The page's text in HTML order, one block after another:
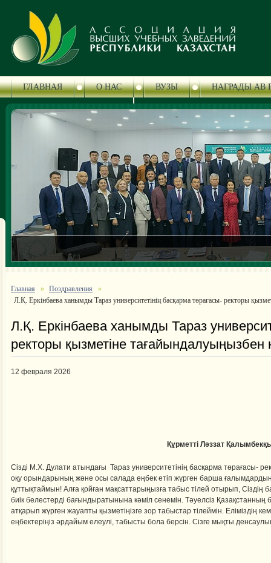
ГЛАВНАЯ О НАС ВУЗЫ НАГРАДЫ АВ
ЦЕНТР СЕРТИФИКАЦИИ
Главная
Поздравления
Л.Қ. Еркінбаева ханымды Тараз университетінің басқарма төрағасы- ректоры
Л.Қ. Еркінбаева ханымды Тараз
ректоры қызметіне тағайындалуыңызбен
12 февраля 2026
Құрметті Ләззат
Сізді М.Х. Дулати атындағы Тараз университетінің басқарма төрағасы-
оқу орындарының және осы салада еңбек етіп жүрген барша
құттықтаймын! Алға қойған мақсаттарыңызға табыс тілей отырып,
биік белестерді бағындыратынына кәміл сенемін. Тәуелсіз
атқарып жүрген жауапты қызметіңізге зор табыстар тілеймін. Еліміздің
еңбектеріңіз әрдайым елеулі, табысты бола берсін. Сізге мықты